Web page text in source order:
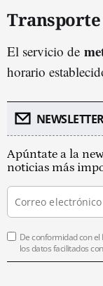
El servicio de
horario
Apúntate a la
noticias más
De conformidad con el
los datos facilitados